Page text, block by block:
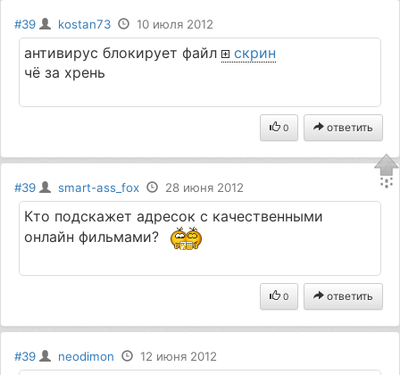
#39 kostan73 10 июля 2012
антивирус блокирует файл
скрин
чё за хрень
0 ответить
#39 smart-ass_fox 28 июня 2012
Кто подскажет адресок с качественными
онлайн фильмами?
0 ответить
#39 neodimon 12 июня 2012